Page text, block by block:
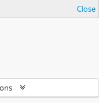
Close